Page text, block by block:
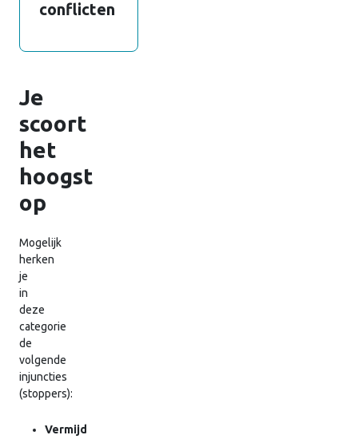
conflicten
Je
scoort
het
hoogst
op
Mogelijk
herken
je
in
deze
categorie
de
volgende
injuncties
(stoppers):
Vermijd